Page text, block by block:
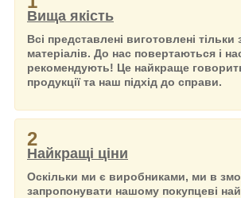
Вища якість
Всі представлені виготовлені тільки
матеріалів. До нас повертаються і
рекомендують! Це найкраще
продукції та наш підхід до справи.
2
Найкращі ціни
Оскільки ми є виробниками, ми в
запропонувати нашому покупцеві